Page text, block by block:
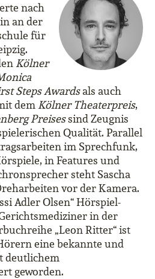
nach
an der
für
Kölner
Steps Awardsals auch
dem Kölner Theaterpreis,
Preisessind Zeugnis
Qualität. Parallel
im Sprechfunk,
in Features und
steht Sascha
vor der Kamera.
Adler Olsen“ Hörspiel-
in der
„Leon Ritter“ ist
eine bekannte und
deutlichem
geworden.